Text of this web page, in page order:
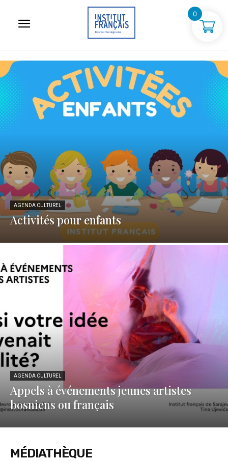
AGENDA CULTUREL
Activités pour enfants
AGENDA CULTUREL
Appels à événements jeunes artistes
bosniens ou français
MÉDIATHÈQUE
0